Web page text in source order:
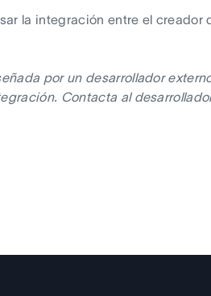
la integración entre el
por un desarrollador
Contacta al